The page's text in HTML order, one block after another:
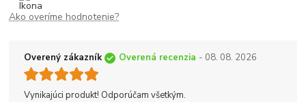
Ako overíme hodnotenie?
Overený zákazník Overená recenzia - 08. 08. 2026
Vynikajúci produkt! Odporúčam všetkým.